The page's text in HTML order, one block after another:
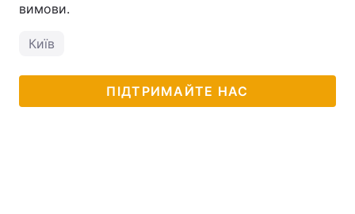
вимови.
Київ
ПІДТРИМАЙТЕ НАС